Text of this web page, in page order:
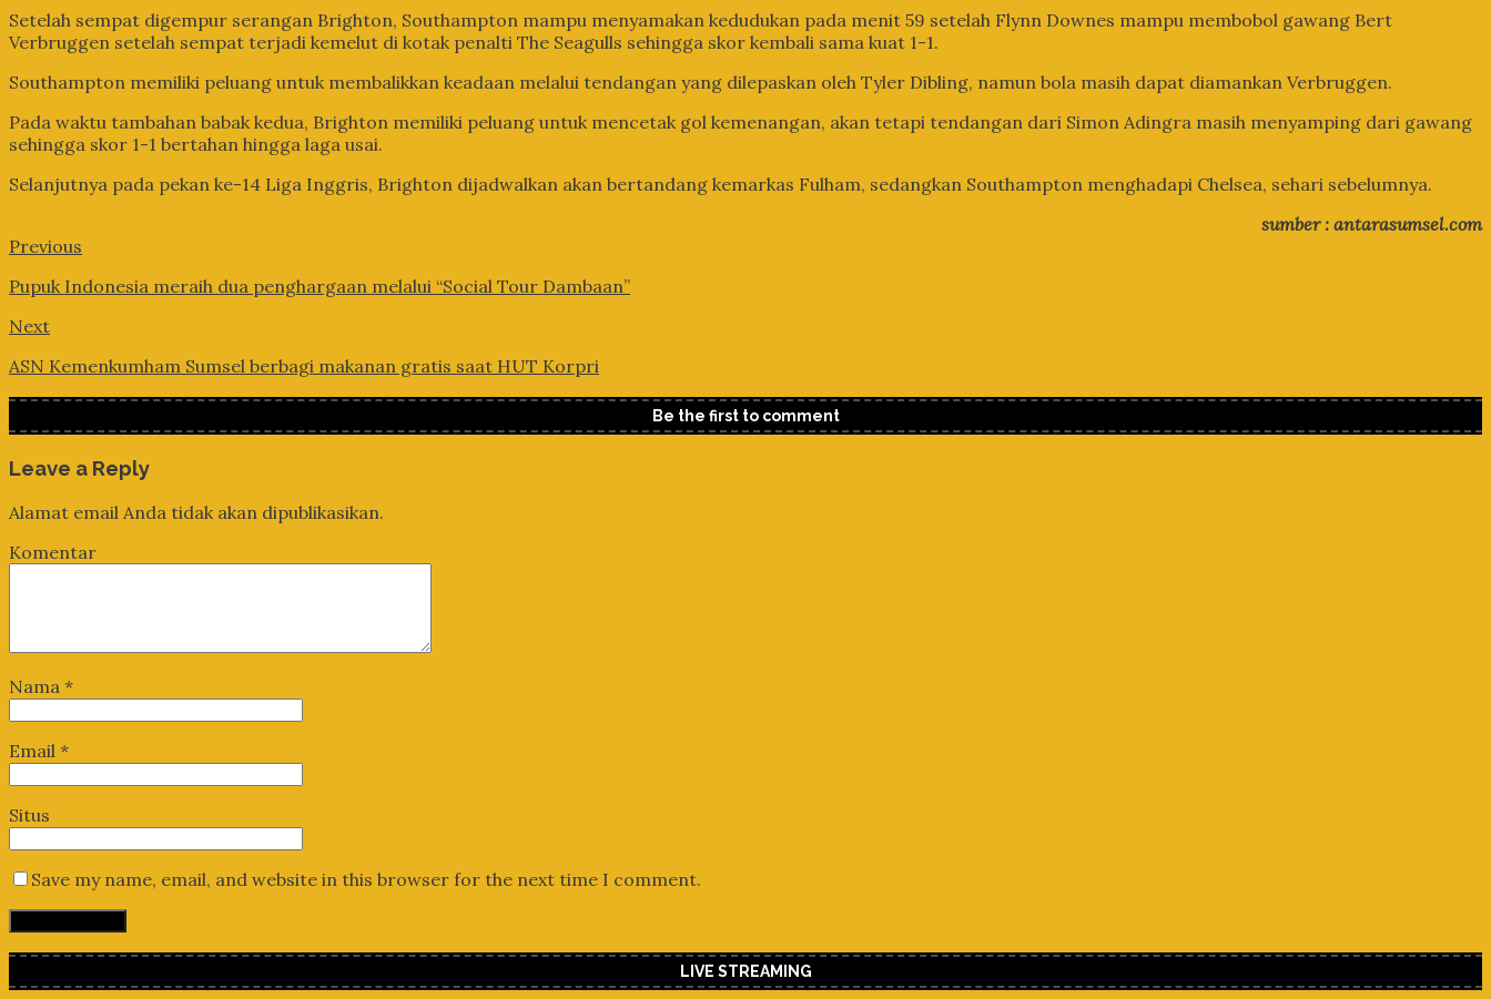
Setelah sempat digempur serangan Brighton, Southampton mampu menyamakan kedudukan pada menit 59 setelah Flynn Downes mampu membobol gawang Bert
Verbruggen setelah sempat terjadi kemelut di kotak penalti The Seagulls sehingga skor kembali sama kuat 1-1.
Southampton memiliki peluang untuk membalikkan keadaan melalui tendangan yang dilepaskan oleh Tyler Dibling, namun bola masih dapat diamankan Verbruggen.
Pada waktu tambahan babak kedua, Brighton memiliki peluang untuk mencetak gol kemenangan, akan tetapi tendangan dari Simon Adingra masih menyamping dari gawang
sehingga skor 1-1 bertahan hingga laga usai.
Selanjutnya pada pekan ke-14 Liga Inggris, Brighton dijadwalkan akan bertandang kemarkas Fulham, sedangkan Southampton menghadapi Chelsea, sehari sebelumnya.
sumber : antarasumsel.com
Previous
Pupuk Indonesia meraih dua penghargaan melalui “Social Tour Dambaan”
Next
ASN Kemenkumham Sumsel berbagi makanan gratis saat HUT Korpri
Be the first to comment
Leave a Reply
Alamat email Anda tidak akan dipublikasikan.
Komentar
Nama *
Email *
Situs
Save my name, email, and website in this browser for the next time I comment.
LIVE STREAMING